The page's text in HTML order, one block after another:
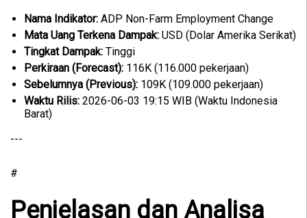
Nama Indikator: ADP Non-Farm Employment Change
Mata Uang Terkena Dampak: USD (Dolar Amerika Serikat)
Tingkat Dampak: Tinggi
Perkiraan (Forecast): 116K (116.000 pekerjaan)
Sebelumnya (Previous): 109K (109.000 pekerjaan)
Waktu Rilis: 2026-06-03 19:15 WIB (Waktu Indonesia
Barat)
---
#
Penjelasan dan Analisa